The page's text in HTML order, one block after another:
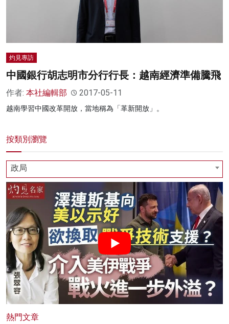
灼見專訪
中國銀行胡志明市分行行長：越南經濟準備騰飛
作者: 本社編輯部 2017-05-11
越南學習中國改革開放，當地稱為「革新開放」。
按類別瀏覽
政局
熱門文章